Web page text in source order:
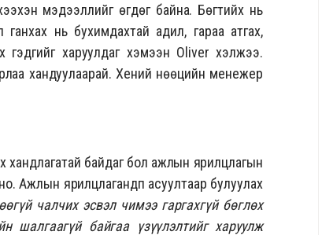
мэдээллийг өгдөг байна. Бөгтийх нь
ганхах нь бухимдахтай адил, гараа атгах,
гэдгийг харуулдаг хэмээн Oliver хэлжээ.
хандуулаарай. Хений нөөцийн менежер
хандлагатай байдаг бол ажлын ярилцлагын
Ажлын ярилцлагандп асуултаар булуулах
чалчих эсвэл чимээ гаргахгүй бөглөх
шалгаагүй байгаа үзүүлэлтийг харуулж